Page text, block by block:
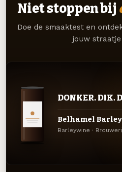
Niet stoppen bij
Doe de smaaktest en
jouw
DONKER. DIK.
Belhamel
Barleywine ·